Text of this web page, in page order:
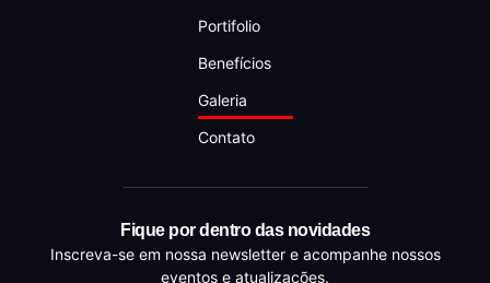
Portifolio
Benefícios
Galeria
Contato
Fique por dentro das novidades
Inscreva-se em nossa newsletter e acompanhe nossos
eventos e atualizações.